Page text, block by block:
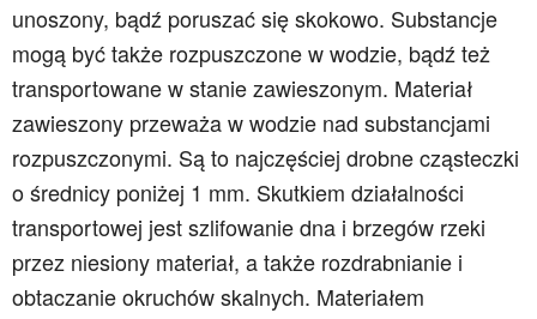
unoszony, bądź poruszać się skokowo. Substancje
mogą być także rozpuszczone w wodzie, bądź też
transportowane w stanie zawieszonym. Materiał
zawieszony przeważa w wodzie nad substancjami
rozpuszczonymi. Są to najczęściej drobne cząsteczki
o średnicy poniżej 1 mm. Skutkiem działalności
transportowej jest szlifowanie dna i brzegów rzeki
przez niesiony materiał, a także rozdrabnianie i
obtaczanie okruchów skalnych. Materiałem